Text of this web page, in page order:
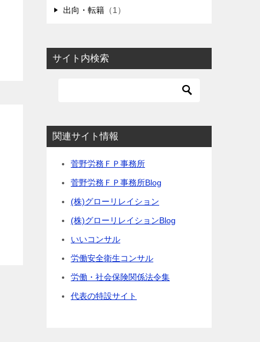
出向・転籍 （1）
サイト内検索
関連サイト情報
菅野労務ＦＰ事務所
菅野労務ＦＰ事務所Blog
(株)グローリレイション
(株)グローリレイションBlog
いいコンサル
労働安全衛生コンサル
労働・社会保険関係法令集
代表の特設サイト